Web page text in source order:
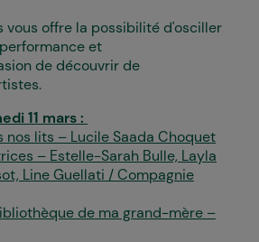
vous offre la possibilité d'osciller
et
de découvrir de
11 mars :
nos lits – Lucile Saada Choquet
– Estelle-Sarah Bulle, Layla
Line Guellati / Compagnie
de ma grand-mère –